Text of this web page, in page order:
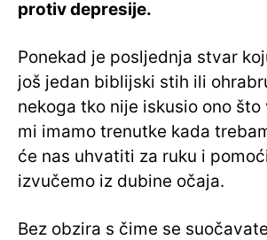
protiv depresije.
Ponekad je posljednja stvar
još jedan biblijski stih ili
nekoga tko nije iskusio ono što
mi imamo trenutke kada
će nas uhvatiti za ruku i
izvučemo iz dubine očaja.
Bez obzira s čime se